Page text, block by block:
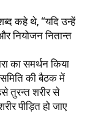
कहे थे, ‘‘यदि उन्हें
नियोजन नितान्त
का समर्थन किया
की बैठक में
तुरन्त शरीर से
पीड़ित हो जाए